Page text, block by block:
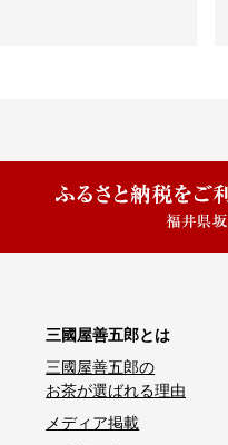
三國屋善五郎とは
三國屋善五郎の
お茶が選ばれる理由
メディア掲載